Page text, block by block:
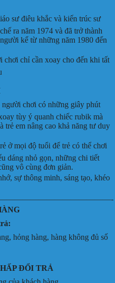
sư điêu khắc và kiến trúc sư
ra năm 1974 và đã trở thành
kể từ những năm 1980 đến
chỉ cần xoay cho đến khi tất
chơi có những giây phút
tùy ý quanh chiếc rubik mà
trẻ em nâng cao khả năng tư duy
ở mọi độ tuổi để trẻ có thể chơi
dáng nhỏ gọn, những chi tiết
vô cùng đơn giản.
sự thông minh, sáng tạo, khéo
hỏng hàng, hàng không đủ số
ĐỔI TRẢ